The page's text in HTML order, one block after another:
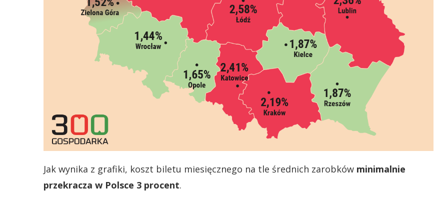
Jak wynika z grafiki, koszt biletu miesięcznego na tle średnich zarobków minimalnie
przekracza w Polsce 3 procent.